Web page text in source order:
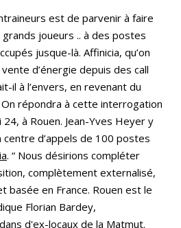
est de parvenir à faire
joueurs .. à des postes
jusque-là. Affinicia, qu’on
d’énergie depuis des call
il à l’envers, en revenant du
répondra à cette interrogation
à Rouen. Jean-Yves Heyer y
centre d’appels de 100 postes
. “ Nous désirions compléter
complètement externalisé,
basée en France. Rouen est le
Florian Bardey,
d'ex-locaux de la Matmut.